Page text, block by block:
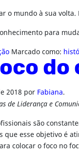
o mundo à sua
para
Marcado como:
2018 por Fabiana.
de Liderança e
são
que esse objetivo é
colocar o foco no